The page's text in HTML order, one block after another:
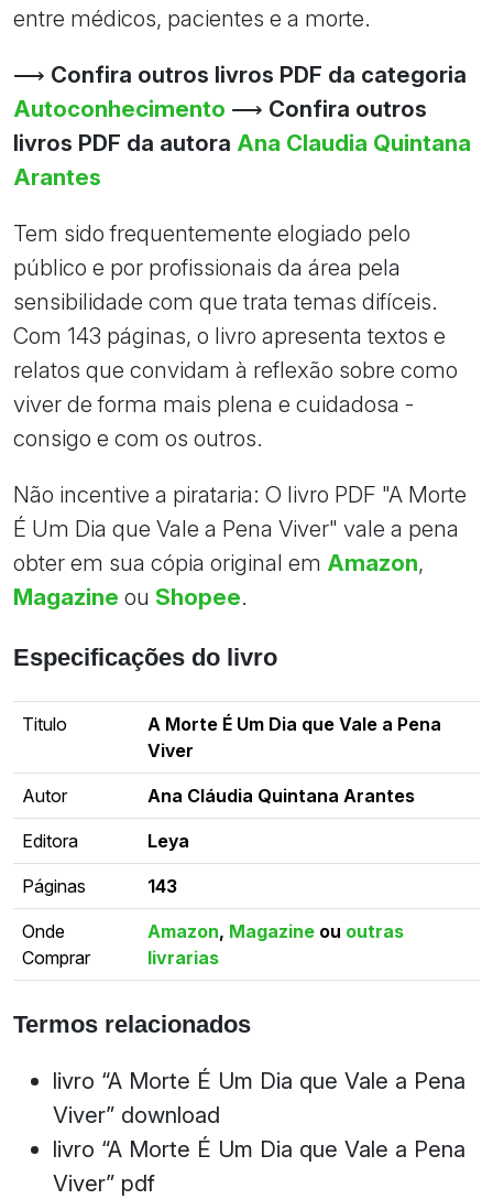
entre médicos, pacientes e a morte.
⟶ Confira outros livros PDF da categoria
Autoconhecimento ⟶ Confira outros
livros PDF da autora Ana Claudia Quintana
Arantes
Tem sido frequentemente elogiado pelo
público e por profissionais da área pela
sensibilidade com que trata temas difíceis.
Com 143 páginas, o livro apresenta textos e
relatos que convidam à reflexão sobre como
viver de forma mais plena e cuidadosa -
consigo e com os outros.
Não incentive a pirataria: O livro PDF "A Morte
É Um Dia que Vale a Pena Viver" vale a pena
obter em sua cópia original em Amazon,
Magazine ou Shopee.
Especificações do livro
Titulo
A Morte É Um Dia que Vale a Pena
Viver
Autor Ana Cláudia Quintana Arantes
Editora Leya
Páginas 143
Onde
Comprar
Amazon, Magazine ou outras
livrarias
Termos relacionados
livro “A Morte É Um Dia que Vale a Pena
Viver” download
livro “A Morte É Um Dia que Vale a Pena
Viver” pdf